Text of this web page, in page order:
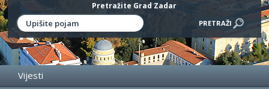
Pretražite Grad Zadar
Vijesti